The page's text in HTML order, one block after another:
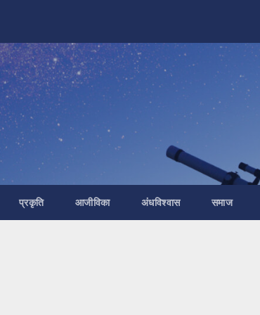
प्रकृति आजीविका अंधविश्वास समाज